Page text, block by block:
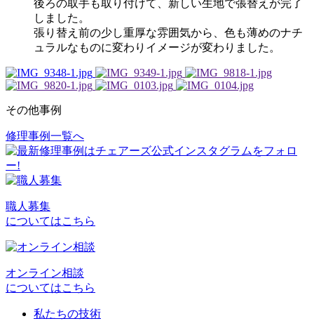
後ろの取手も取り付けて、新しい生地で張替えが完了
しました。
張り替え前の少し重厚な雰囲気から、色も薄めのナチ
ュラルなものに変わりイメージが変わりました。
その他事例
投
稿
ナ
ビ
ゲ
ー
シ
ョ
修理事例一覧へ
職人募集
についてはこちら
オンライン相談
についてはこちら
私たちの技術